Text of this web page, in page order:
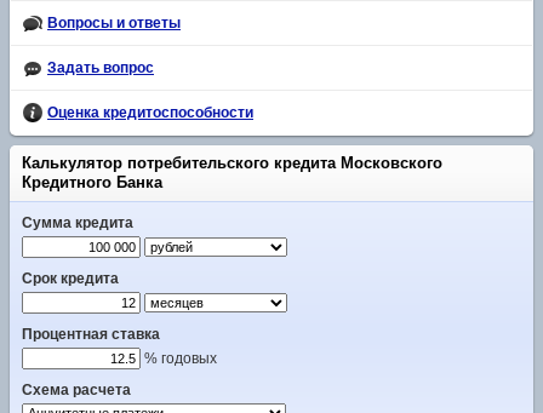
Вопросы и ответы
Задать вопрос
Оценка кредитоспособности
Калькулятор потребительского кредита Московского
Кредитного Банка
Сумма кредита
Срок кредита
Процентная ставка
% годовых
Схема расчета